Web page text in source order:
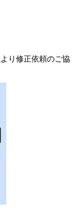
より修正依頼のご協